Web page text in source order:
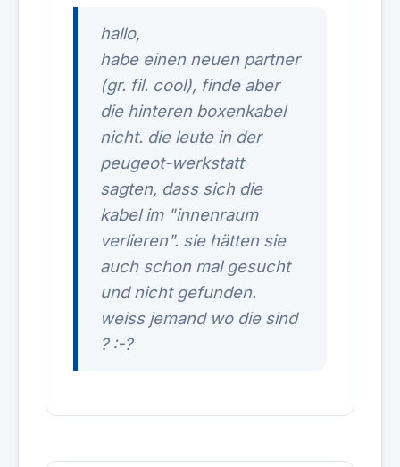
hallo,
habe einen neuen partner
(gr. fil. cool), finde aber
die hinteren boxenkabel
nicht. die leute in der
peugeot-werkstatt
sagten, dass sich die
kabel im "innenraum
verlieren". sie hätten sie
auch schon mal gesucht
und nicht gefunden.
weiss jemand wo die sind
? :-?